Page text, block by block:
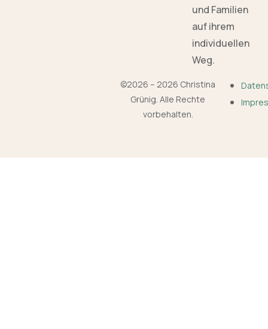
und Familien
auf ihrem
individuellen
Weg.
©2026 – 2026 Christina
Grünig. Alle Rechte
vorbehalten.